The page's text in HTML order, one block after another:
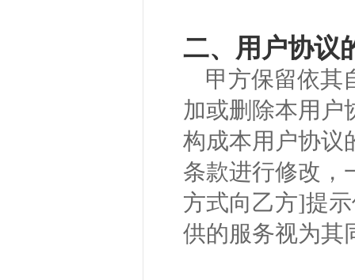
二、用户协议
甲方保留依其
加或删除本用户
构成本用户协议
条款进行修改，
方式向乙方]提
供的服务视为其